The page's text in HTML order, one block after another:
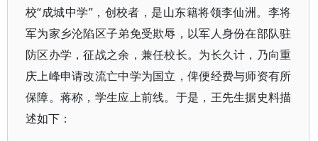
校“成城中学”，创校者，是山东籍将领李仙洲。李将
军为家乡沦陷区子弟免受欺辱，以军人身份在部队驻
防区办学，征战之余，兼任校长。为长久计，乃向重
庆上峰申请改流亡中学为国立，俾便经费与师资有所
保障。蒋称，学生应上前线。于是，王先生据史料描
述如下：